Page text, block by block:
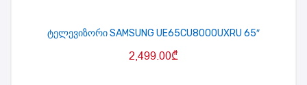
ტელევიზორი SAMSUNG UE65CU8000UXRU 65″
2,499.00₾